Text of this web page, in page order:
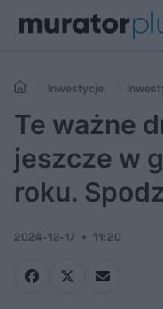
Inwestycje
jeszcze w grudniu 2024
Te ważne
jeszcze w
roku.
2024-12-17 11:20